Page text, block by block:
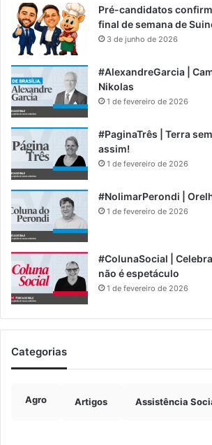
Pré-candidatos
final de semana de
3 de junho de 2026
#AlexandreGarcia |
Nikolas
1 de fevereiro de 2026
#PaginaTrês | Terra
assim!
1 de fevereiro de 2026
#NolimarPerondi |
1 de fevereiro de 2026
#ColunaSocial |
não é espetáculo
1 de fevereiro de 2026
Categorias
Agro Artigos Assistência